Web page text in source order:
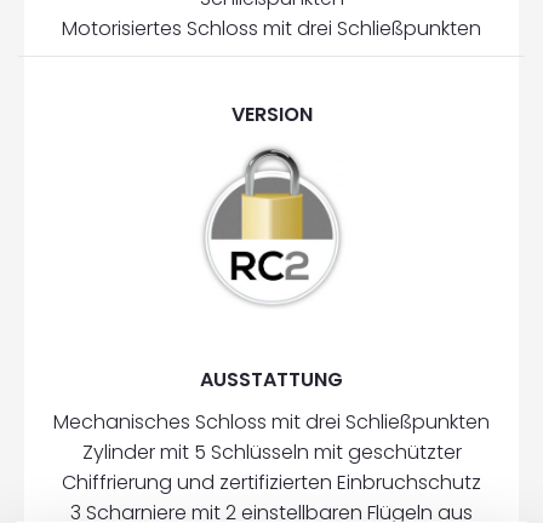
Motorisiertes Schloss mit drei Schließpunkten
VERSION
AUSSTATTUNG
Mechanisches Schloss mit drei Schließpunkten
Zylinder mit 5 Schlüsseln mit geschützter
Chiffrierung und zertifizierten Einbruchschutz
3 Scharniere mit 2 einstellbaren Flügeln aus